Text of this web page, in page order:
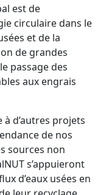
est de
circulaire dans le
et de la
de grandes
passage des
aux engrais
d’autres projets
de nos
sources non
s’appuieront
d’eaux usées en